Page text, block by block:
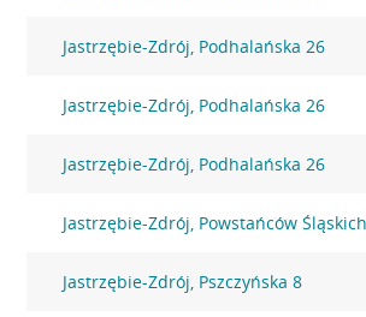
Jastrzębie-Zdrój, Podhalańska 26
Jastrzębie-Zdrój, Podhalańska 26
Jastrzębie-Zdrój, Podhalańska 26
Jastrzębie-Zdrój, Powstańców
Jastrzębie-Zdrój, Pszczyńska 8